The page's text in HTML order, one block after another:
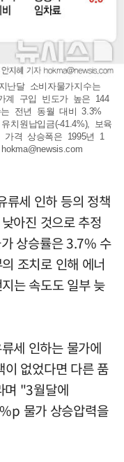
난달 소비자물가지수는
계 구입 빈도가 높은 144
전년 동월 대비 3.3%
치원납입금(-41.4%), 보육
가격 상승폭은 1995년 1
hokma@newsis.com
류세 인하 등의 정책
아진 것으로 추정
상승률은 3.7% 수
조치로 인해 에너
는 속도도 일부 늦
세 인하는 물가에
이 없었다면 다른 품
며 "3월달에
물가 상승압력을